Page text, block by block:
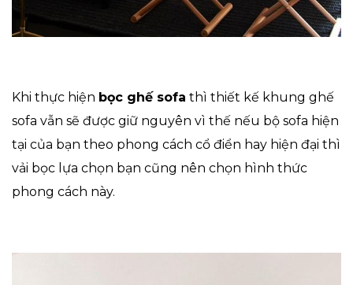
Khi thực hiện bọc ghế sofa thì thiết kế khung ghế
sofa vẫn sẽ được giữ nguyên vì thế nếu bộ sofa hiện
tại của bạn theo phong cách cổ điển hay hiện đại thì
vải bọc lựa chọn bạn cũng nên chọn hình thức
phong cách này.